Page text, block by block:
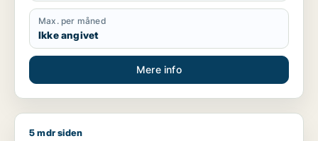
Max. per måned
Ikke angivet
Mere info
Christian søger kontor, lager, værksted,
5 mdr siden